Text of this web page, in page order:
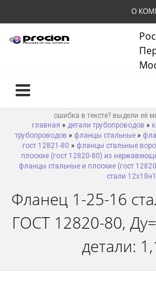
О
ошибка в тексте? выдели её
главная » детали трубопроводов »
трубопроводов » фланцы стальные »
гост 12821-80 » фланцы стальные
плоские (гост 12820-80) из
фланцы стальные и плоские (гост
стали
Фланец 1-25-16
ГОСТ 12820-80,
детали: